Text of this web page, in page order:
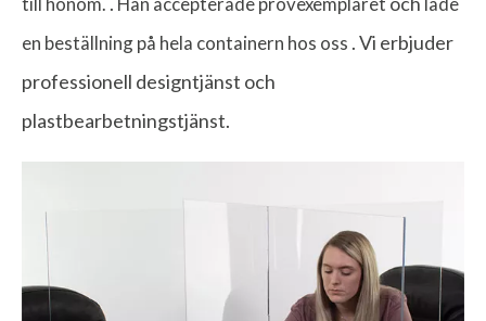
en beställning på hela containern hos oss . Vi erbjuder
professionell designtjänst och
plastbearbetningstjänst.